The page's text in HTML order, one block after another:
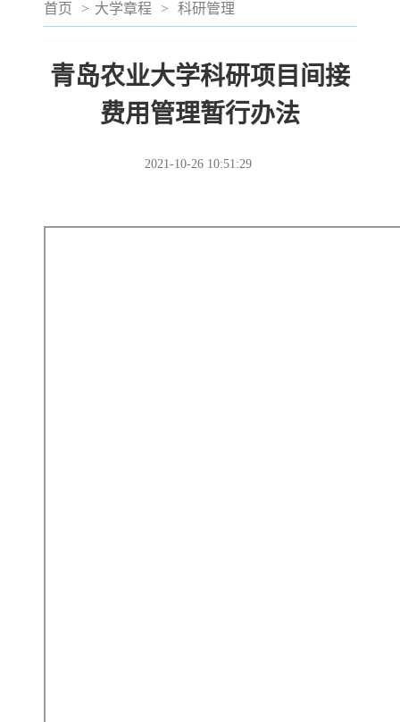
首页 > 大学章程 > 科研管理
青岛农业大学科研项目间接
费用管理暂行办法
2021-10-26 10:51:29